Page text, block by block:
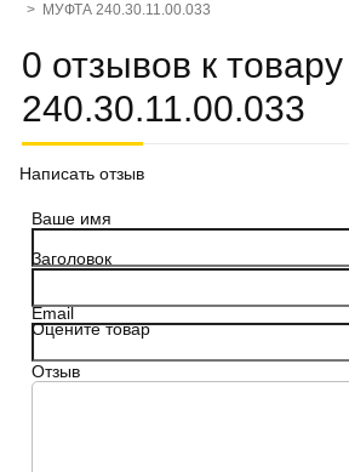
> МУФТА 240.30.11.00.033
0 отзывов к
240.30.11.00.033
Написать отзыв
Ваше имя
Email
Заголовок
Оцените товар
Отзыв